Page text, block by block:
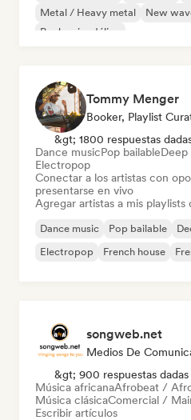
Metal / Heavy metal
New
Rock psicodélico
Tommy Menger
Booker, Playlist
&gt; 1800 respuestas
Dance musicPop bailableDeep
Electropop
Conectar a los artistas con
presentarse en vivo
Agregar artistas a mis
Dance music Pop bailable
Electropop
French house
songweb.net
Medios De
&gt; 900 respuestas dadas
Música africanaAfrobeat /
Música clásicaComercial /
Escribir artículos